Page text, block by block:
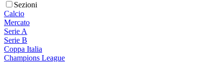
Sezioni
Calcio
Mercato
Serie A
Serie B
Coppa Italia
Champions League